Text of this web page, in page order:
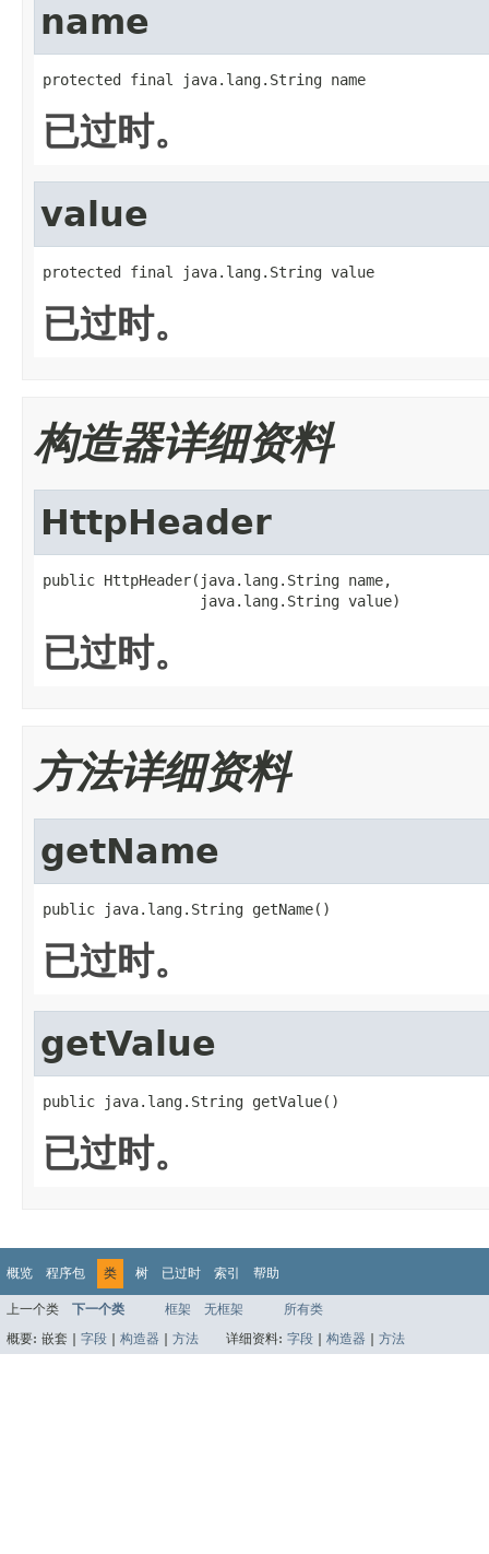
name
protected final java.lang.String name
已过时。
value
protected final java.lang.String value
已过时。
构造器详细资料
HttpHeader
public HttpHeader(java.lang.String name,
                  java.lang.String value)
已过时。
方法详细资料
getName
public java.lang.String getName()
已过时。
getValue
public java.lang.String getValue()
已过时。
概览 程序包 类 树 已过时 索引 帮助
上一个类 下一个类 框架 无框架
所有类
概要: 嵌套 | 字段 构造器 方法 详细资料: 字段 构造器 方法